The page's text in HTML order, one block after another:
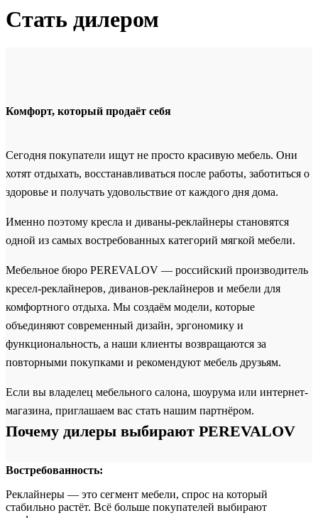
Стать дилером
Комфорт, который продаёт себя
Сегодня покупатели ищут не просто красивую мебель. Они
хотят отдыхать, восстанавливаться после работы, заботиться о
здоровье и получать удовольствие от каждого дня дома.
Именно поэтому кресла и диваны-реклайнеры становятся
одной из самых востребованных категорий мягкой мебели.
Мебельное бюро PEREVALOV — российский производитель
кресел-реклайнеров, диванов-реклайнеров и мебели для
комфортного отдыха. Мы создаём модели, которые
объединяют современный дизайн, эргономику и
функциональность, а наши клиенты возвращаются за
повторными покупками и рекомендуют мебель друзьям.
Если вы владелец мебельного салона, шоурума или интернет-
магазина, приглашаем вас стать нашим партнёром.
Почему дилеры выбирают PEREVALOV
Востребованность:
Реклайнеры — это сегмент мебели, спрос на который
стабильно растёт. Всё больше покупателей выбирают